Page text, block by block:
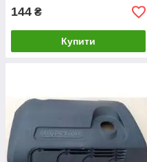
144 ₴
Купити